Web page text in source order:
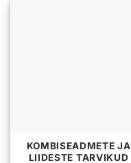
KOMBISEADMETE JA
LIIDESTE TARVIKUD